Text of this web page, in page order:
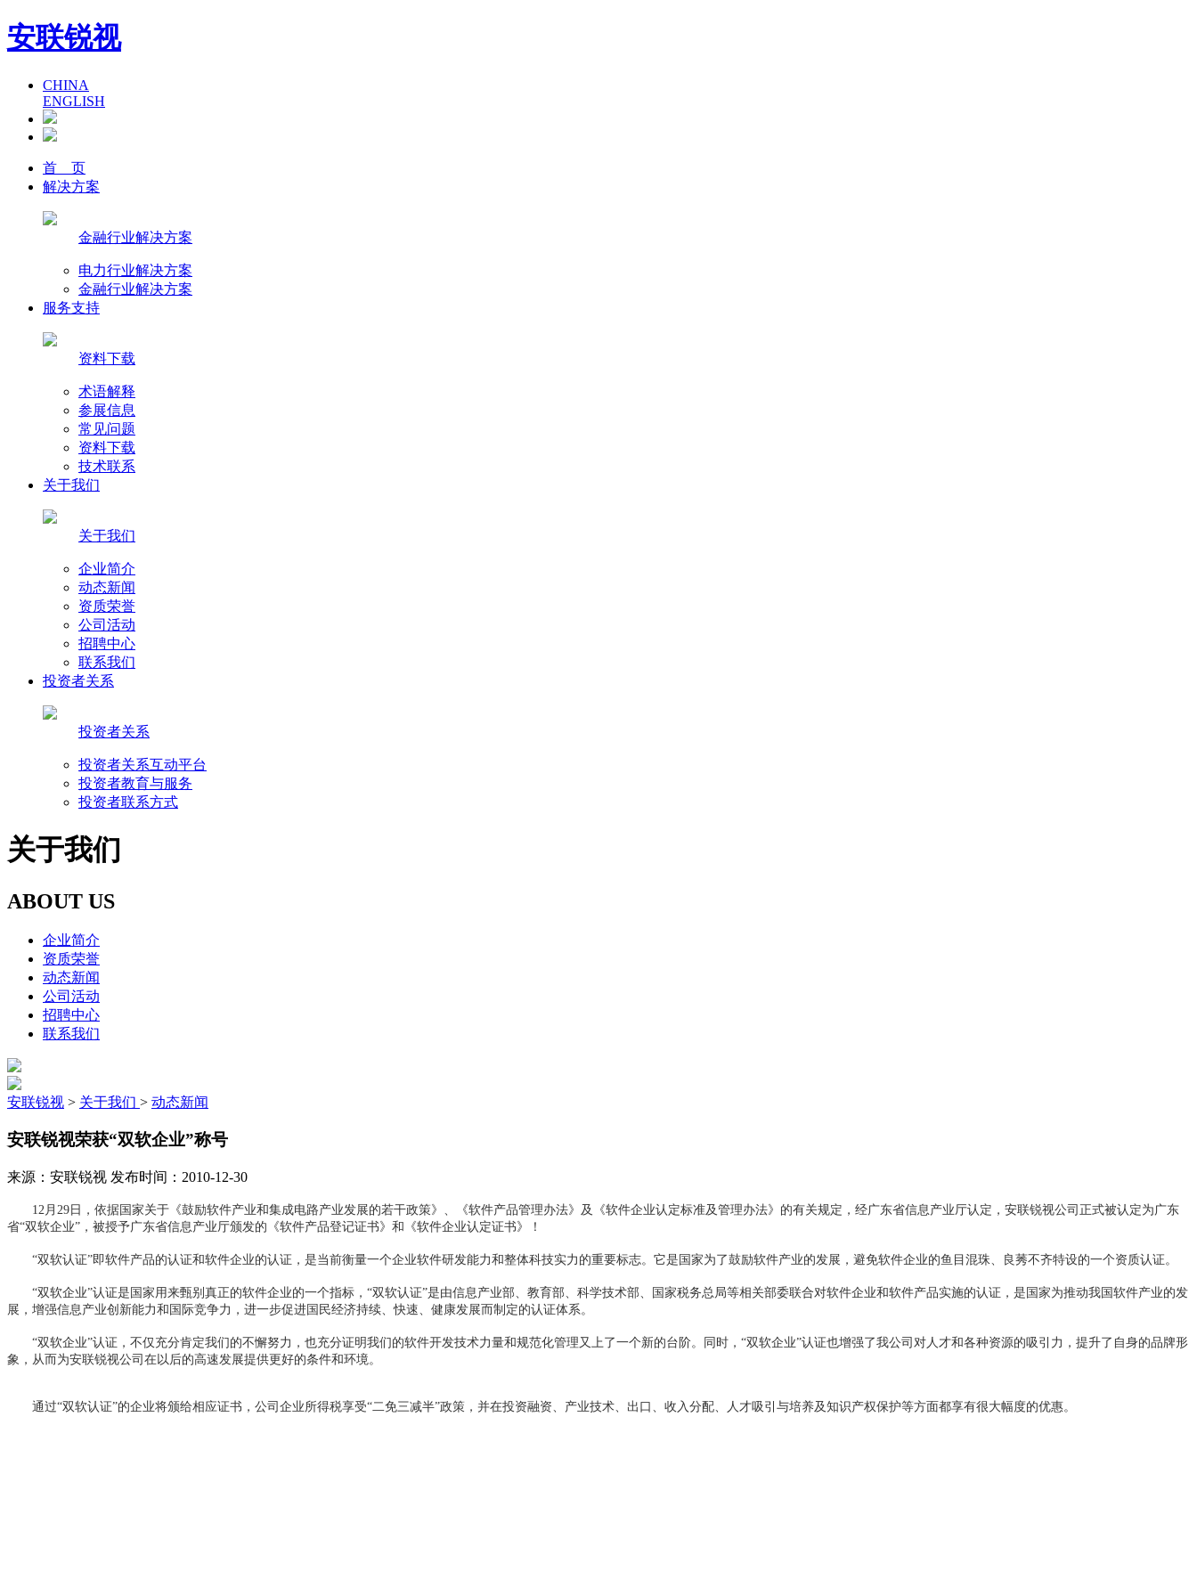
安联锐视
CHINA
ENGLISH
首 页
解决方案
金融行业解决方案
电力行业解决方案
金融行业解决方案
服务支持
资料下载
术语解释
参展信息
常见问题
资料下载
技术联系
关于我们
关于我们
企业简介
动态新闻
资质荣誉
公司活动
招聘中心
联系我们
投资者关系
投资者关系
投资者关系互动平台
投资者教育与服务
投资者联系方式
关于我们
ABOUT US
企业简介
资质荣誉
动态新闻
公司活动
招聘中心
联系我们
安联锐视 > 关于我们 > 动态新闻
安联锐视荣获“双软企业”称号
来源： 安联锐视 发布时间： 2010-12-30
12月29日，依据国家关于《鼓励软件产业和集成电路产业发展的若干政策》、《软件产品管理办法》及《软件企业认定标准及管理办法》的有关规定，经广东省信息产业厅认定，安联锐视公司正式被认定为广东
省“双软企业”，被授予广东省信息产业厅颁发的《软件产品登记证书》和《软件企业认定证书》！
“双软认证”即软件产品的认证和软件企业的认证，是当前衡量一个企业软件研发能力和整体科技实力的重要标志。它是国家为了鼓励软件产业的发展，避免软件企业的鱼目混珠、良莠不齐特设的一个资质认证。
“双软企业”认证是国家用来甄别真正的软件企业的一个指标，“双软认证”是由信息产业部、教育部、科学技术部、国家税务总局等相关部委联合对软件企业和软件产品实施的认证，是国家为推动我国软件产业的发
展，增强信息产业创新能力和国际竞争力，进一步促进国民经济持续、快速、健康发展而制定的认证体系。
“双软企业”认证，不仅充分肯定我们的不懈努力，也充分证明我们的软件开发技术力量和规范化管理又上了一个新的台阶。同时，“双软企业”认证也增强了我公司对人才和各种资源的吸引力，提升了自身的品牌形
象，从而为安联锐视公司在以后的高速发展提供更好的条件和环境。
通过“双软认证”的企业将颁给相应证书，公司企业所得税享受“二免三减半”政策，并在投资融资、产业技术、出口、收入分配、人才吸引与培养及知识产权保护等方面都享有很大幅度的优惠。